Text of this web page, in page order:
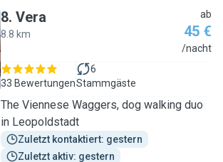
8. Vera
8.8 km
ab
45 €
/nacht
33 Bewertungen
6
Stammgäste
The Viennese Waggers, dog walking duo
in Leopoldstadt
Zuletzt kontaktiert: gestern
Zuletzt aktiv: gestern